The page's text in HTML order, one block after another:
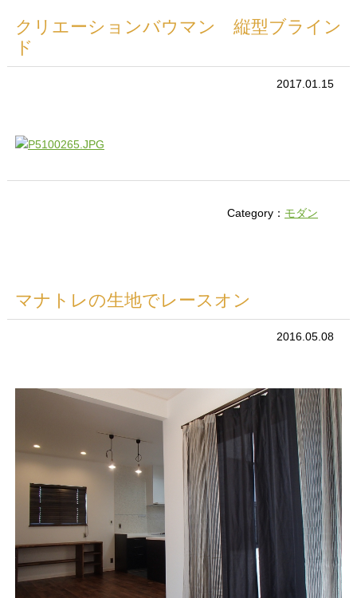
クリエーションバウマン 縦型ブライン
ド
2017.01.15
Category： モダン
マナトレの生地でレースオン
2016.05.08